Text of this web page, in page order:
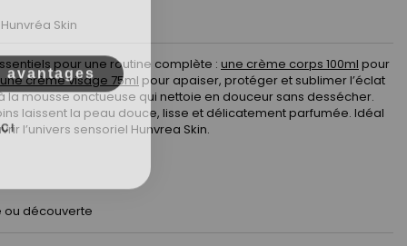
Hunvréa Skin
pour une routine complète : une crème corps 100ml pour
une crème visage 75ml pour apaiser, protéger et sublimer l’éclat
la mousse onctueuse qui nettoie en douceur sans dessécher.
laissent la peau douce, lisse et délicatement parfumée. Idéal
l’univers sensoriel Hunvrea Skin.
ou découverte
avantages